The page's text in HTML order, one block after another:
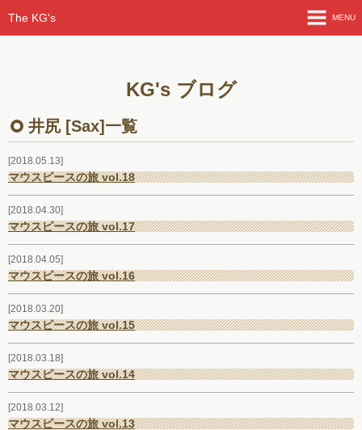
The KG's MENU
よも山ばなし
KG'sブログ
メンバー紹介
曲紹介
お客様の声
お問い合わせ
KG's ブログ
井尻 [Sax]一覧
2018.05.13
マウスピースの旅 vol.18
2018.04.30
マウスピースの旅 vol.17
2018.04.05
マウスピースの旅 vol.16
2018.03.20
マウスピースの旅 vol.15
2018.03.18
マウスピースの旅 vol.14
2018.03.12
マウスピースの旅 vol.13